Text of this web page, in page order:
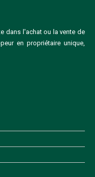
dans l'achat ou la vente de
en propriétaire unique,